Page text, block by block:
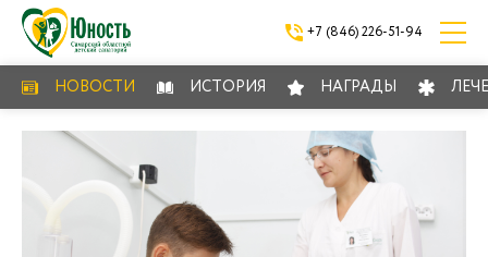
+7 (846) 226-51-94
НОВОСТИ ИСТОРИЯ НАГРАДЫ